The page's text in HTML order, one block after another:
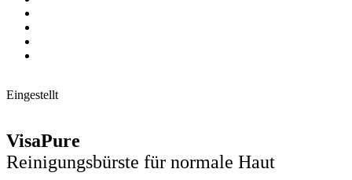
Eingestellt
VisaPure
Reinigungsbürste für normale Haut